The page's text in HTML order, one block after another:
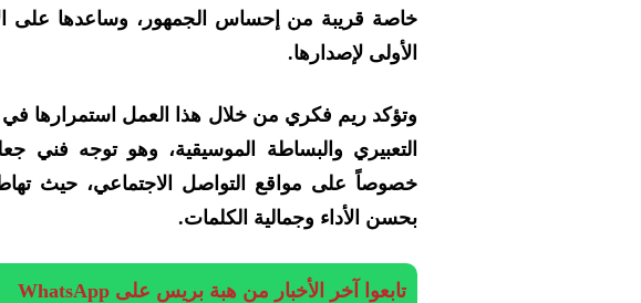
خاصة قريبة من إحساس الجمهور، وساعدها على
الأولى لإصدارها.
وتؤكد ريم فكري من خلال هذا العمل استمرارها
التعبيري والبساطة الموسيقية، وهو توجه فني
خصوصاً على مواقع التواصل الاجتماعي، حيث
بحسن الأداء وجمالية الكلمات.
تابعوا آخر الأخبار من هبة بريس على WhatsApp